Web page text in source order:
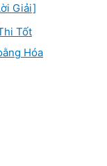
Giải]
Tốt
Hóa